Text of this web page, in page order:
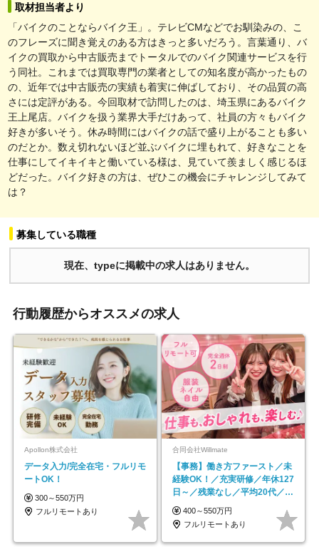
取材担当者より
「バイクのことならバイク王」。テレビCMなどでお馴染みの、こ
のフレーズに聞き覚えのある方はきっと多いだろう。言葉通り、バ
イクの買取から中古販売までトータルでのバイク関連サービスを行
う同社。これまでは買取専門の業者としての知名度が高かったもの
の、近年では中古販売の実績も着実に伸ばしており、その品質の高
さには定評がある。今回取材で訪問したのは、埼玉県にあるバイク
王上尾店。バイクを扱う業界大手だけあって、社員の方々もバイク
好きが多いそう。休み時間にはバイクの話で盛り上がることも多い
のだとか。数え切れないほど並ぶバイクに埋もれて、好きなことを
仕事にしてイキイキと働いている様は、見ていて羨ましく感じるほ
どだった。バイク好きの方は、ぜひこの機会にチャレンジしてみて
は？
募集している職種
現在、typeに掲載中の求人はありません。
行動履歴からオススメの求人
Apollon株式会社
データ入力/完全在宅・フルリモ
ートOK！
300～550万円
フルリモートあり
合同会社Willmate
【事務】働き方ファースト／未
経験OK！／充実研修／年休127
日～／残業なし／平均20代／リ
モートOK
400～550万円
フルリモートあり